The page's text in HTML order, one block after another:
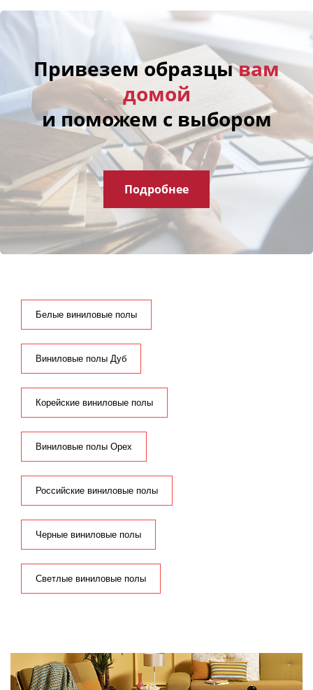
Привезем образцывам
домой
и поможем с выбором
Подробнее
Белые виниловые полы
Виниловые полы Дуб
Корейские виниловые полы
Виниловые полы Орех
Российские виниловые полы
Черные виниловые полы
Светлые виниловые полы